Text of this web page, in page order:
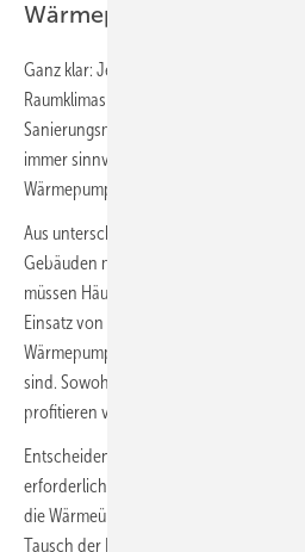
Wärmepumpe
Ganz klar: Je weniger Energie für die
Raumklimas benötigt wird, desto besser.
Sanierungsmaßnahmen zur
immer sinnvoll. Dies gilt für alle
Wärmepumpen.
Aus unterschiedlichen Gründen ist eine
Gebäuden manchmal nicht kurzfristig
müssen Häuser aber auch nicht
Einsatz von Wärmepumpen infrage zu
Wärmepumpenbetrieb umso effizienter,
sind. Sowohl das Portemonnaie der
profitieren von einem möglichst
Entscheidend für den Einsatz von
erforderlichen Heizkreistemperaturen.
die Wärmeübergabesysteme
Tausch der Heizungsanlage meistens